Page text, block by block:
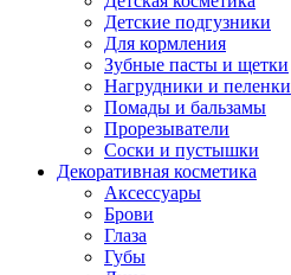
Детские подгузники
Для кормления
Зубные пасты и щетки
Нагрудники и пеленки
Помады и бальзамы
Прорезыватели
Соски и пустышки
Декоративная косметика
Аксессуары
Брови
Глаза
Губы